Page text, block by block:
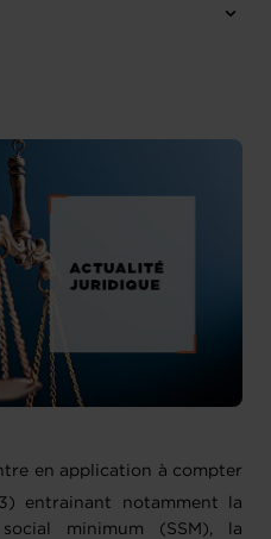
en application à compter
entrainant notamment la
minimum (SSM), la